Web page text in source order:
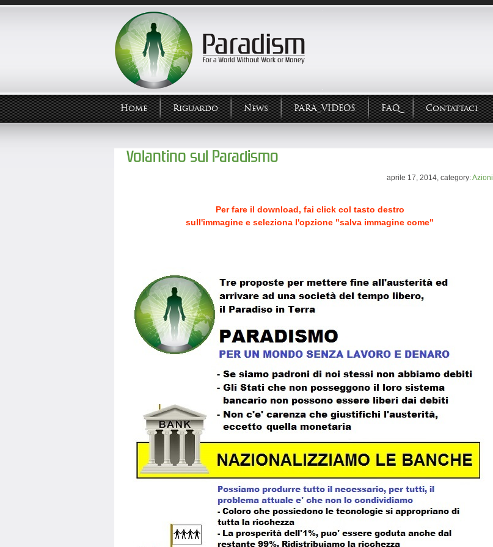
Home Riguardo News PARA_VIDEOS FAQ Contattaci
Volantino sul Paradismo
aprile 17, 2014, category:Azioni
Per fare il download, fai click col tasto destro
sull'immagine e seleziona l'opzione "salva immagine come"